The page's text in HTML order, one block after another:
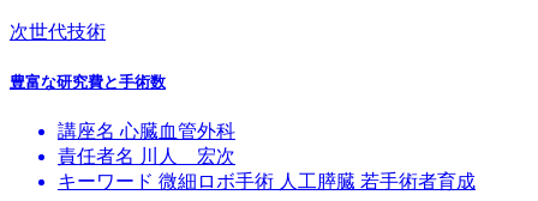
次世代技術
豊富な研究費と手術数
講座名 心臓血管外科
責任者名 川人 宏次
キーワード 微細ロボ手術 人工膵臓 若手術者育成